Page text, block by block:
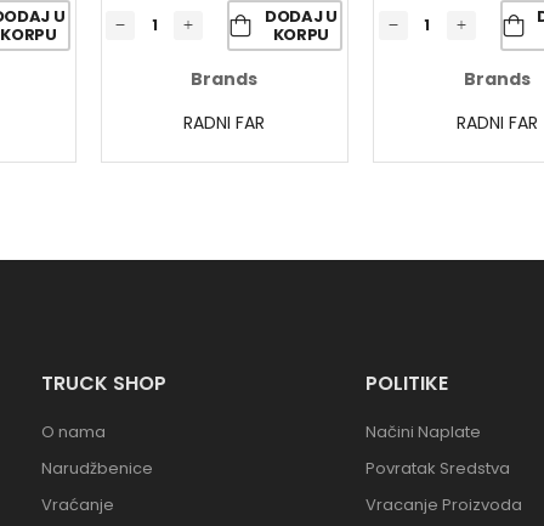
U
KORPU
DODAJ U
KORPU
Brands
RADNI FAR
Brands
RADNI FAR
TRUCK SHOP
O nama
Narudžbenice
Vraćanje
POLITIKE
Načini Naplate
Povratak Sredstva
Vracanje Proizvoda